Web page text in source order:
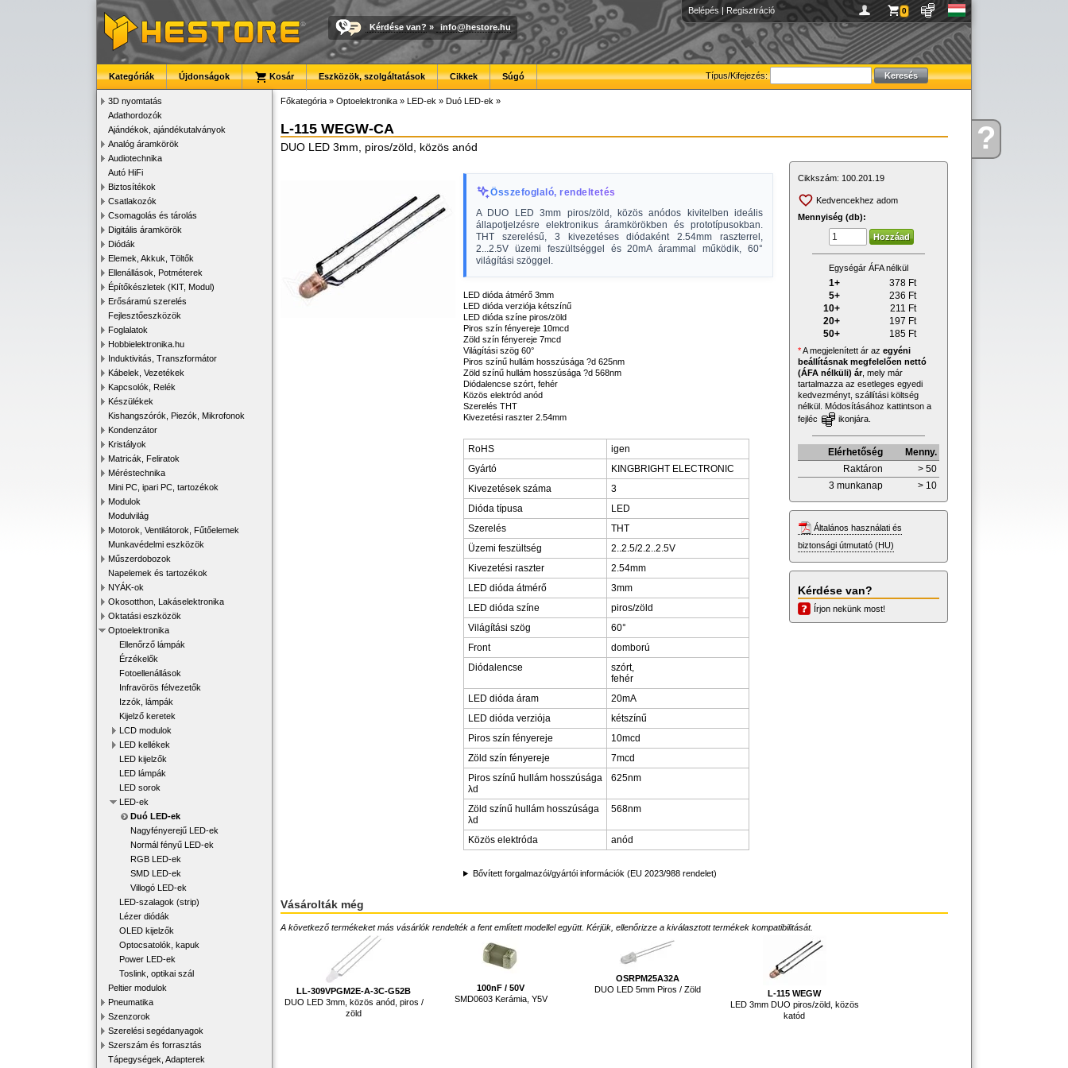
Kérdése?
Belépés | Regisztráció 0
Kérdése van? » info@hestore.hu
Típus/Kifejezés:
Kategóriák Újdonságok Kosár Eszközök, szolgáltatások Cikkek Súgó
3D nyomtatás
Adathordozók
Ajándékok, ajándékutalványok
Analóg áramkörök
Audiotechnika
Autó HiFi
Biztosítékok
Csatlakozók
Csomagolás és tárolás
Digitális áramkörök
Diódák
Elemek, Akkuk, Töltők
Ellenállások, Potméterek
Építőkészletek (KIT, Modul)
Erősáramú szerelés
Fejlesztőeszközök
Foglalatok
Hobbielektronika.hu
Induktivitás, Transzformátor
Kábelek, Vezetékek
Kapcsolók, Relék
Készülékek
Kishangszórók, Piezók, Mikrofonok
Kondenzátor
Kristályok
Matricák, Feliratok
Méréstechnika
Mini PC, ipari PC, tartozékok
Modulok
Modulvilág
Motorok, Ventilátorok, Fűtőelemek
Munkavédelmi eszközök
Műszerdobozok
Napelemek és tartozékok
NYÁK-ok
Okosotthon, Lakáselektronika
Oktatási eszközök
Optoelektronika
Ellenőrző lámpák
Érzékelők
Fotoellenállások
Infravörös félvezetők
Izzók, lámpák
Kijelző keretek
LCD modulok
LED kellékek
LED kijelzők
LED lámpák
LED sorok
LED-ek
Duó LED-ek
Nagyfényerejű LED-ek
Normál fényű LED-ek
RGB LED-ek
SMD LED-ek
Villogó LED-ek
LED-szalagok (strip)
Lézer diódák
OLED kijelzők
Optocsatolók, kapuk
Power LED-ek
Toslink, optikai szál
Peltier modulok
Pneumatika
Szenzorok
Szerelési segédanyagok
Szerszám és forrasztás
Tápegységek, Adapterek
Főkategória » Optoelektronika » LED-ek » Duó LED-ek »
L-115 WEGW-CA
DUO LED 3mm, piros/zöld, közös anód
Összefoglaló, rendeltetés
A DUO LED 3mm piros/zöld, közös anódos kivitelben ideális
állapotjelzésre elektronikus áramkörökben és prototípusokban.
THT szerelésű, 3 kivezetéses diódaként 2.54mm raszterrel,
2...2.5V üzemi feszültséggel és 20mA árammal működik, 60°
világítási szöggel.
LED dióda átmérő 3mm
LED dióda verziója kétszínű
LED dióda színe piros/zöld
Piros szín fényereje 10mcd
Zöld szín fényereje 7mcd
Világítási szög 60°
Piros színű hullám hosszúsága ?d 625nm
Zöld színű hullám hosszúsága ?d 568nm
Diódalencse szórt, fehér
Közös elektród anód
Szerelés THT
Kivezetési raszter 2.54mm
RoHS
igen
Gyártó
KINGBRIGHT ELECTRONIC
Kivezetések száma
3
Dióda típusa
LED
Szerelés
THT
Üzemi feszültség
2..2.5/2.2..2.5V
Kivezetési raszter
2.54mm
LED dióda átmérő
3mm
LED dióda színe
piros/zöld
Világítási szög
60°
Front
domború
Diódalencse
szórt,
fehér
LED dióda áram
20mA
LED dióda verziója
kétszínű
Piros szín fényereje
10mcd
Zöld szín fényereje
7mcd
Piros színű hullám hosszúsága
λd
625nm
Zöld színű hullám hosszúsága
λd
568nm
Közös elektróda anód
Bővített forgalmazói/gyártói információk (EU 2023/988 rendelet)
Cikkszám: 100.201.19
Kedvencekhez adom
Mennyiség (db):
Egységár ÁFA nélkül
1+ 378 Ft
5+
236 Ft
10+
211 Ft
20+
197 Ft
50+
185 Ft
*A megjelenített ár az egyéni
beállításnak megfelelően nettó
(ÁFA nélküli) ár, mely már
tartalmazza az esetleges egyedi
kedvezményt, szállítási költség
nélkül. Módosításához kattintson a
fejléc
ikonjára.
Elérhetőség
Menny.
Raktáron
> 50
3 munkanap
> 10
Általános használati és
biztonsági útmutató (HU)
Kérdése van?
Írjon nekünk most!
Vásárolták még
A következő termékeket más vásárlók rendelték a fent említett modellel együtt. Kérjük, ellenőrizze a kiválasztott termékek kompatibilitását.
LL-309VPGM2E-A-3C-G52B
DUO LED 3mm, közös anód, piros /
zöld
100nF / 50V
SMD0603 Kerámia, Y5V
OSRPM25A32A
DUO LED 5mm Piros / Zöld
L-115 WEGW
LED 3mm DUO piros/zöld, közös
katód